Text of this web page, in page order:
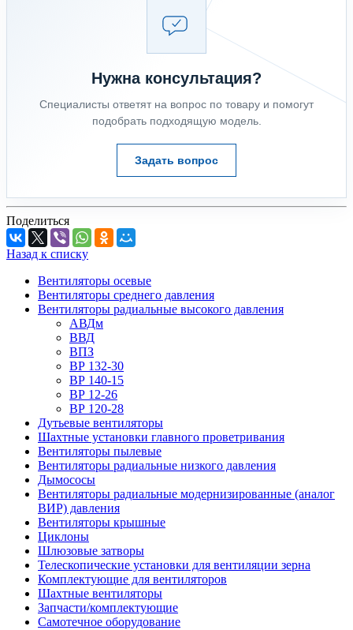
Нужна консультация?
Специалисты ответят на вопрос по товару и помогут
подобрать подходящую модель.
Задать вопрос
Поделиться
Назад к списку
Вентиляторы осевые
Вентиляторы среднего давления
Вентиляторы радиальные высокого давления
АВДм
ВВД
ВПЗ
ВР 132-30
ВР 140-15
ВР 12-26
ВР 120-28
Дутьевые вентиляторы
Шахтные установки главного проветривания
Вентиляторы пылевые
Вентиляторы радиальные низкого давления
Дымососы
Вентиляторы радиальные модернизированные (аналог
ВИР) давления
Вентиляторы крышные
Циклоны
Шлюзовые затворы
Телескопические установки для вентиляции зерна
Комплектующие для вентиляторов
Шахтные вентиляторы
Запчасти/комплектующие
Самотечное оборудование